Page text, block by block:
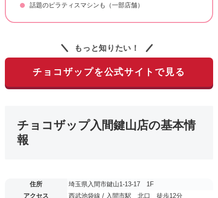
話題のピラティスマシンも（一部店舗）
もっと知りたい！
チョコザップを公式サイトで見る
チョコザップ入間鍵山店の基本情
報
住所
埼玉県入間市鍵山1-13-17 1F
アクセス
西武池袋線 / 入間市駅 北口 徒歩12分